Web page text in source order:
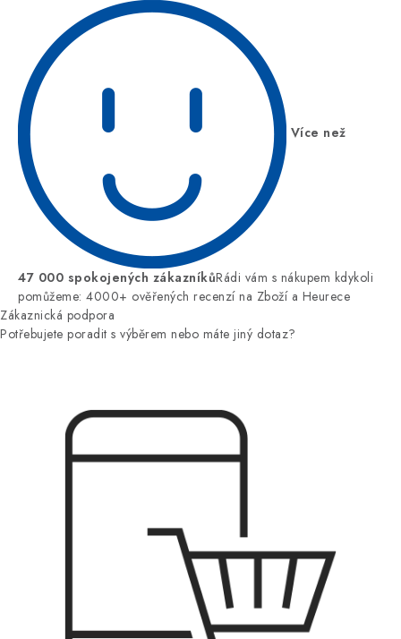
Více než
47 000 spokojených zákazníkůRádi vám s nákupem kdykoli
pomůžeme: 4000+ ověřených recenzí na Zboží a Heurece
Zákaznická podpora
Potřebujete poradit s výběrem nebo máte jiný dotaz?